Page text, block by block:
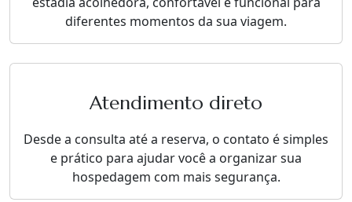
diferentes momentos da sua viagem.
Atendimento direto
Desde a consulta até a reserva, o contato é simples
e prático para ajudar você a organizar sua
hospedagem com mais segurança.